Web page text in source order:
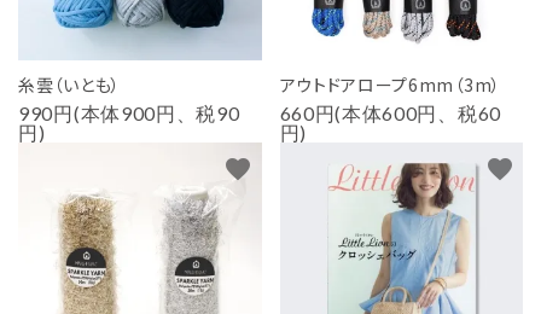
糸雲（いとも）
990円(本体900円、税90
円)
アウトドアロープ6mm（3m）
660円(本体600円、税60
円)
favorite favorite